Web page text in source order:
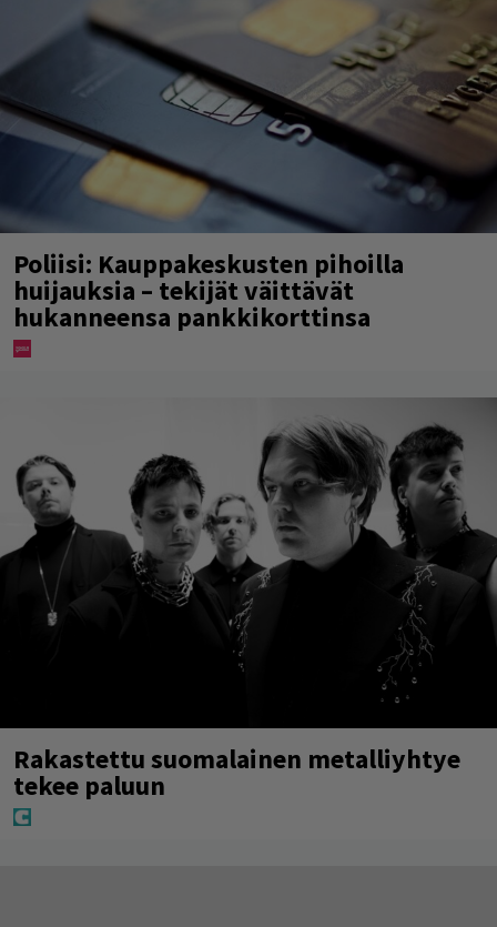
Poliisi: Kauppakeskusten pihoilla
huijauksia – tekijät väittävät
hukanneensa pankkikorttinsa
Rakastettu suomalainen metalliyhtye
tekee paluun